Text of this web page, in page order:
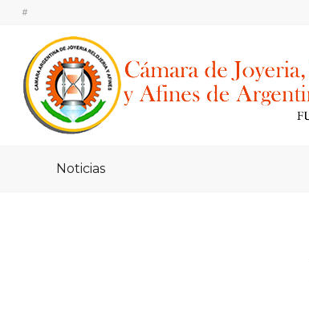
#
Noticias